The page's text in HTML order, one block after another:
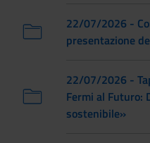
22/07/2026 -
presentazione
22/07/2026 -
Fermi al Futuro:
sostenibile»